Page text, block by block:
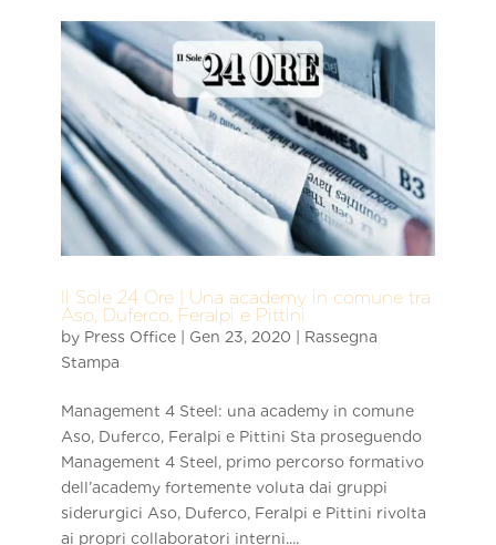
Il Sole 24 Ore | Una academy in comune tra
Aso, Duferco, Feralpi e Pittini
by Press Office| Gen 23, 2020
Rassegna
Stampa
Management 4 Steel: una academy in comune
Aso, Duferco, Feralpi e Pittini Sta proseguendo
Management 4 Steel, primo percorso formativo
dell’academy fortemente voluta dai gruppi
siderurgici Aso, Duferco, Feralpi e Pittini rivolta
ai propri collaboratori interni....